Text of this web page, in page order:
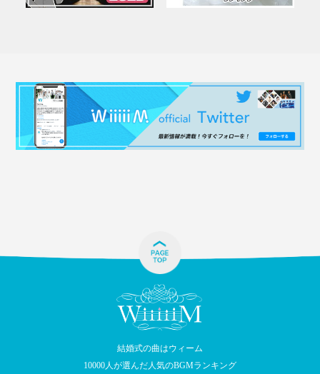
結婚式の曲はウィーム
10000人が選んだ人気のBGMランキング